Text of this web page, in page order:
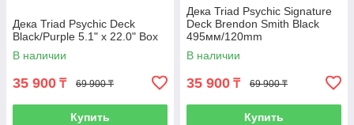
Дека Triad Psychic Deck
Black/Purple 5.1" x 22.0" Box
В наличии
35 900 ₸ 69 900 ₸
Купить
Дека Triad Psychic Signature
Deck Brendon Smith Black
495мм/120mm
В наличии
35 900 ₸ 69 900 ₸
Купить